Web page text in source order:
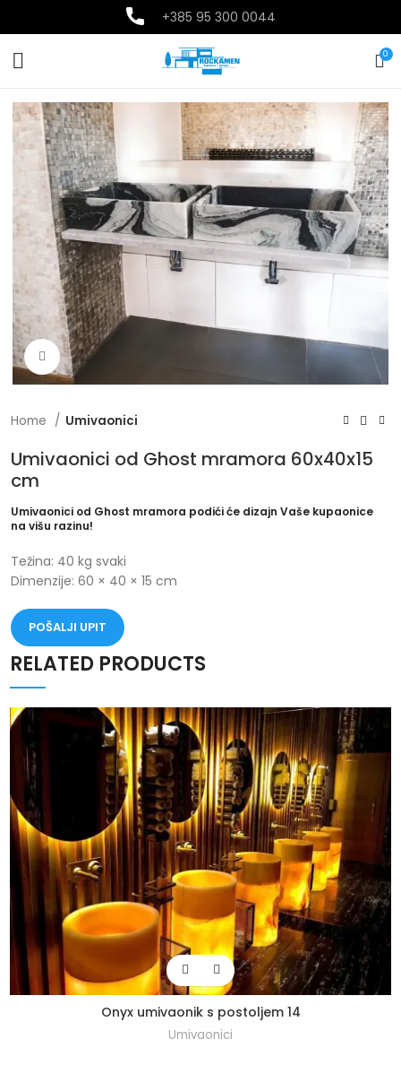
+385 95 300 0044
0
Povećajte sliku
Home Umivaonici
Umivaonici od Ghost mramora 60x40x15
cm
Umivaonici od Ghost mramora podići će dizajn Vaše kupaonice
na višu razinu!
Težina: 40 kg svaki
Dimenzije: 60 × 40 × 15 cm
POŠALJI UPIT
RELATED PRODUCTS
Onyx umivaonik s postoljem 14
Umivaonici